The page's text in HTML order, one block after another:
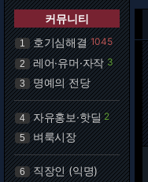
커뮤니티
1 호기심해결 1045
2 레어·유머·자작 3
3 명예의 전당
4 자유홍보·핫딜 2
5 벼룩시장
6 직장인 (익명)